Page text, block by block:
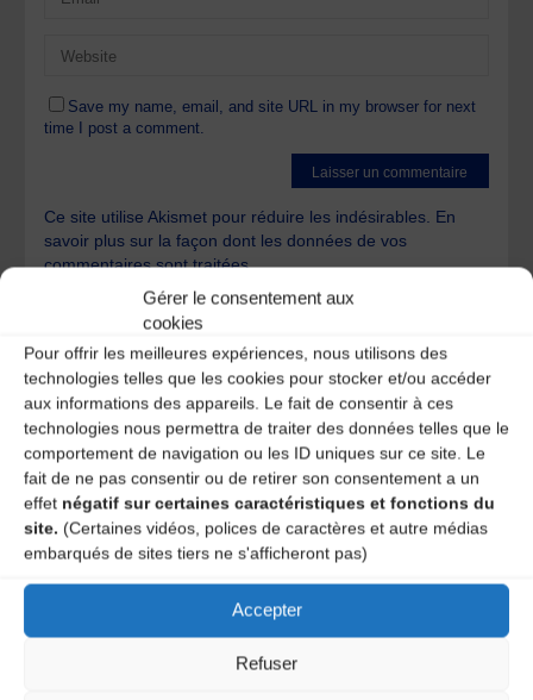
Gérer le consentement aux
cookies
Pour offrir les meilleures expériences, nous utilisons des
technologies telles que les cookies pour stocker et/ou accéder
aux informations des appareils. Le fait de consentir à ces
technologies nous permettra de traiter des données telles que le
comportement de navigation ou les ID uniques sur ce site. Le
fait de ne pas consentir ou de retirer son consentement a un
effet négatif sur certaines caractéristiques et fonctions du
site. (Certaines vidéos, polices de caractères et autre médias
embarqués de sites tiers ne s'afficheront pas)
Accepter
Refuser
Save my name, email, and site URL in my browser for next
time I post a comment.
Ce site utilise Akismet pour réduire les indésirables. En
savoir plus sur la façon dont les données de vos
commentaires sont traitées.
A DECOUVRIR :